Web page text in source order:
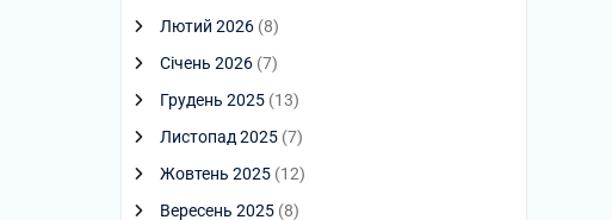
Лютий 2026 (8)
Січень 2026 (7)
Грудень 2025 (13)
Листопад 2025 (7)
Жовтень 2025 (12)
Вересень 2025 (8)